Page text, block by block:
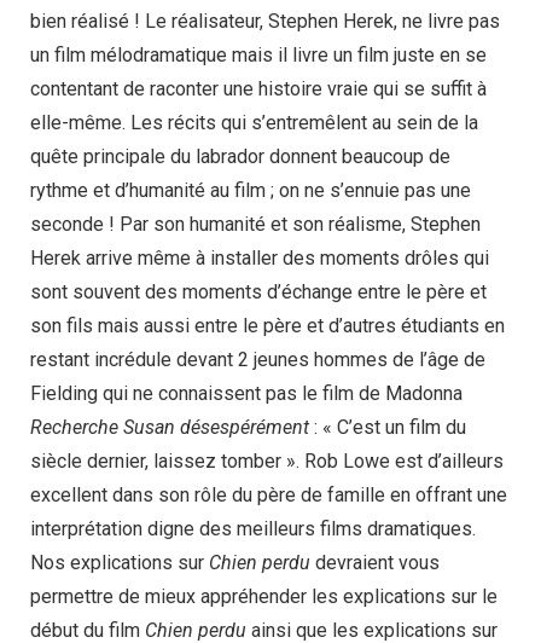
bien réalisé ! Le réalisateur, Stephen Herek, ne livre pas
un film mélodramatique mais il livre un film juste en se
contentant de raconter une histoire vraie qui se suffit à
elle-même. Les récits qui s’entremêlent au sein de la
quête principale du labrador donnent beaucoup de
rythme et d’humanité au film ; on ne s’ennuie pas une
seconde ! Par son humanité et son réalisme, Stephen
Herek arrive même à installer des moments drôles qui
sont souvent des moments d’échange entre le père et
son fils mais aussi entre le père et d’autres étudiants en
restant incrédule devant 2 jeunes hommes de l’âge de
Fielding qui ne connaissent pas le film de Madonna
Recherche Susan désespérément : « C’est un film du
siècle dernier, laissez tomber ». Rob Lowe est d’ailleurs
excellent dans son rôle du père de famille en offrant une
interprétation digne des meilleurs films dramatiques.
Nos explications sur Chien perdu devraient vous
permettre de mieux appréhender les explications sur le
début du film Chien perdu ainsi que les explications sur